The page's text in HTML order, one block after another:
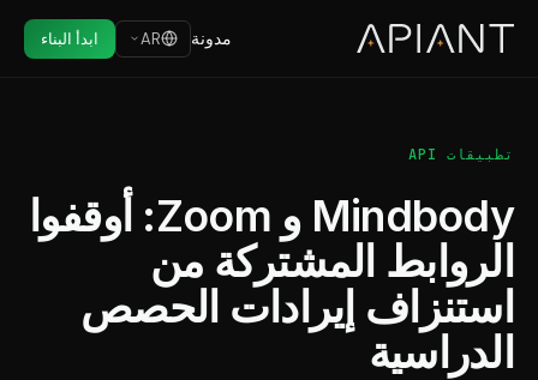
مدونة AR ابدأ البناء
تطبيقات API
Mindbody و Zoom: أوقفوا
الروابط المشتركة من
استنزاف إيرادات الحصص
الدراسية